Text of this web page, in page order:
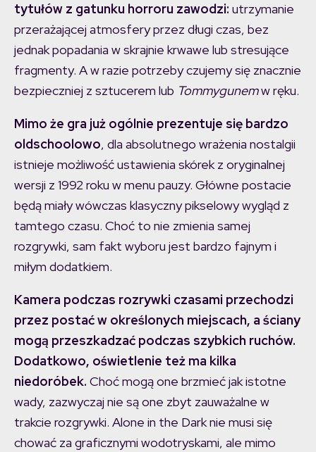
tytułów z gatunku horroru zawodzi: utrzymanie
przerażającej atmosfery przez długi czas, bez
jednak popadania w skrajnie krwawe lub stresujące
fragmenty. A w razie potrzeby czujemy się znacznie
bezpieczniej z sztucerem lub Tommygunemw ręku.
Mimo że gra już ogólnie prezentuje się bardzo
oldschoolowo, dla absolutnego wrażenia nostalgii
istnieje możliwość ustawienia skórek z oryginalnej
wersji z 1992 roku w menu pauzy. Główne postacie
będą miały wówczas klasyczny pikselowy wygląd z
tamtego czasu. Choć to nie zmienia samej
rozgrywki, sam fakt wyboru jest bardzo fajnym i
miłym dodatkiem.
Kamera podczas rozrywki czasami przechodzi
przez postać w określonych miejscach, a ściany
mogą przeszkadzać podczas szybkich ruchów.
Dodatkowo, oświetlenie też ma kilka
niedoróbek. Choć mogą one brzmieć jak istotne
wady, zazwyczaj nie są one zbyt zauważalne w
trakcie rozgrywki. Alone in the Dark nie musi się
chować za graficznymi wodotryskami, ale mimo